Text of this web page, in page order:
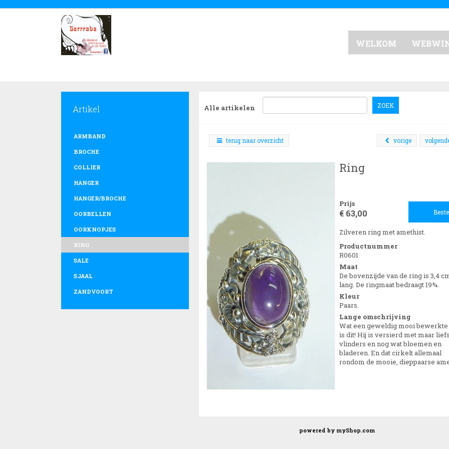
WELKOM
Artikel
ARMBAND
BROCHE
COLLIER
HANGER
HANGER/BROCHE
OORBELLEN
OORKNOPJES
RING
SALE
SJAAL
ZANDVOORT
Alle artikelen ZOEK
terug naar overzicht vorige
Ring
Prijs
€ 63,00
Zilveren ring met amethist.
Productnummer
R0601
Maat
De bovenzijde van de ring is 3,4
lang. De ringmaat bedraagt 19¾.
Kleur
Paars.
Lange omschrijving
Wat een geweldig mooi
is dit! Hij is versierd met maar
vlinders en nog wat bloemen en
bladeren. En dat cirkelt allemaal
rondom de mooie, dieppaarse
powered by myShop.com